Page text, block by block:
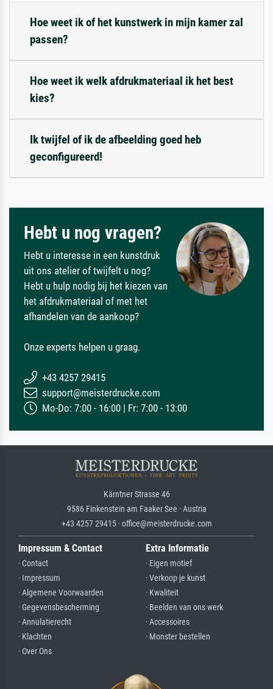
Hoe weet ik of het kunstwerk in mijn kamer zal
passen?
Hoe weet ik welk afdrukmateriaal ik het best
kies?
Ik twijfel of ik de afbeelding goed heb
geconfigureerd!
Hebt u nog vragen?
Hebt u interesse in een kunstdruk
uit ons atelier of twijfelt u nog?
Hebt u hulp nodig bij het kiezen van
het afdrukmateriaal of met het
afhandelen van de aankoop?
Onze experts helpen u graag.
+43 4257 29415
support@meisterdrucke.com
Mo-Do: 7:00 - 16:00 | Fr: 7:00 - 13:00
Kärntner Strasse 46
9586 Finkenstein am Faaker See · Austria
+43 4257 29415 · office@meisterdrucke.com
Impressum & Contact
· Contact
· Impressum
· Algemene Voorwaarden
· Gegevensbescherming
· Annulatierecht
· Klachten
· Over Ons
Extra Informatie
· Eigen motief
· Verkoop je kunst
· Kwaliteit
· Beelden van ons werk
· Accessoires
· Monster bestellen